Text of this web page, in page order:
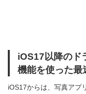
iOS17以降のド
機能を使った最
iOS17からは、写真アプ